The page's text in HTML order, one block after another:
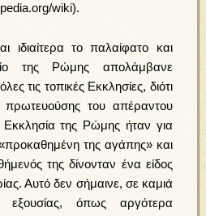
wiki).
ιδιαίτερα το παλαίφατο και
της Ρώμης απολάμβανε
τις τοπικές Εκκλησίες, διότι
του απέραντου
της Ρώμης ήταν για
της αγάπης» και
της δίνονταν ένα είδος
Αυτό δεν σήμαινε, σε καμιά
εξουσίας, όπως αργότερα